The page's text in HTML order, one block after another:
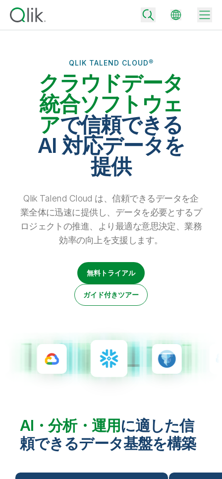
コミュニティ
カスタマーサポート
カスタマーポータル
初期トレーニング
製品関連
企業情報
採用情報
ニュースルーム
事業所 / 連絡先
Qlik
Qlik が選ばれる理由
データをビジネス成果へ
テクノロジーパートナーとの連携
Qlik のデータ統合とデータ分析の価値を最大化
データ統合
Back
データ統合とデータ品質の価格
適切なデータ統合プランで、信頼できるデータを迅速に提供し、よりスマー
トな意思決定を促進します。
データ分析の価格
適切なデータ分析プランで、より優れたインサイトを獲得し、ビジネス成果
の達成をサポートします。
イベント / Web セミナー
コミュニティ
QLIK TALEND CLOUD®
クラウドデータ
統合ソフトウェ
アで信頼できる
AI 対応データを
提供
Qlik Talend Cloud は、信頼できるデータを企
業全体に迅速に提供し、データを必要とするプ
ロジェクトの推進、より最適な意思決定、業務
効率の向上を支援します。
無料トライアル
ガイド付きツアー
AI・分析・運用に適した信
頼できるデータ基盤を構築